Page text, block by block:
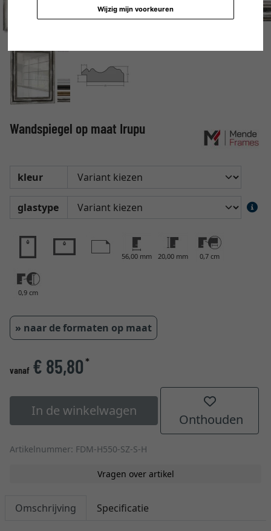
Wijzig mijn voorkeuren
Wandspiegel op maat Irupu
kleur
glastype
56,00 mm 20,00 mm 0,7 cm
0,9 cm
» naar de formaten op maat
vanaf € 85,80*
In de winkelwagen
Onthouden
Artikelnummer: FDM-H550-SZ-S-H
Vragen over artikel
Omschrijving Specificatie